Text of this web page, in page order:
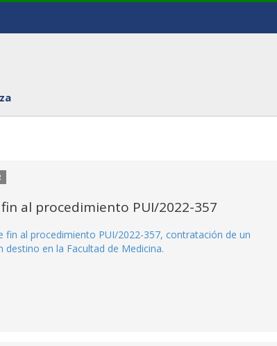
al procedimiento PUI/2022-357
fin al procedimiento PUI/2022-357, contratación de un
en la Facultad de Medicina.